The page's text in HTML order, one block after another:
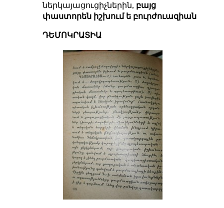
ներկայացուցիչներին, բայց
փաստորեն իշխում ե բուրժուազիան
ԴԵՄՈԿՐԱՏԻԱ